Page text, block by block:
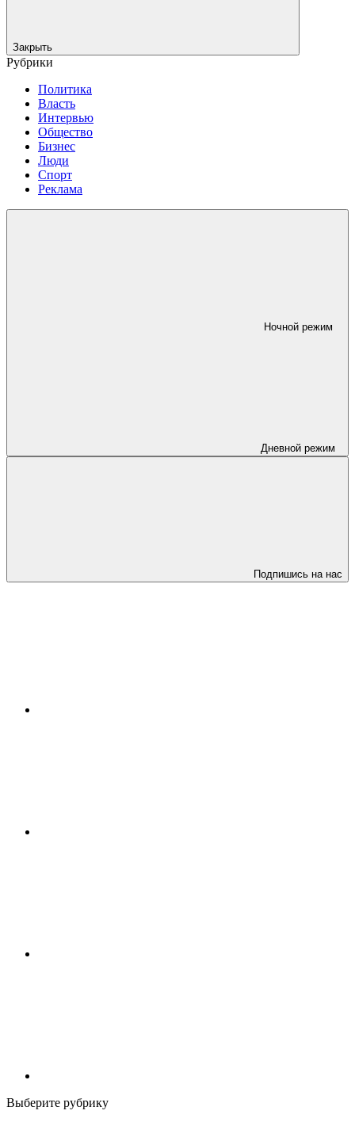
Закрыть
Рубрики
Политика
Власть
Интервью
Общество
Бизнес
Люди
Спорт
Реклама
Ночной режим
Дневной режим
Подпишись на нас
Выберите рубрику